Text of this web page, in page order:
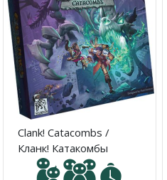
Clank! Catacombs /
Кланк! Катакомбы